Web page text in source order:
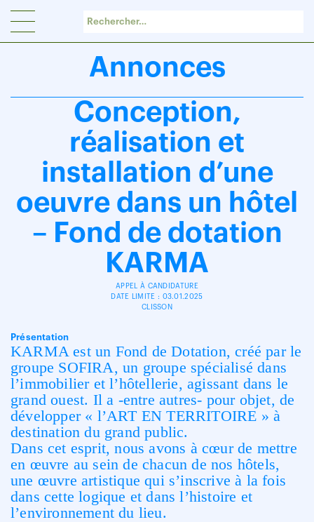
Annonces
Conception,
réalisation et
installation d’une
oeuvre dans un hôtel
– Fond de dotation
KARMA
APPEL À CANDIDATURE
DATE LIMITE : 03.01.2025
CLISSON
Présentation
KARMA est un Fond de Dotation, créé par le
groupe SOFIRA, un groupe spécialisé dans
l’immobilier et l’hôtellerie, agissant dans le
grand ouest. Il a -entre autres- pour objet, de
développer « l’ART EN TERRITOIRE » à
destination du grand public.
Dans cet esprit, nous avons à cœur de mettre
en œuvre au sein de chacun de nos hôtels,
une œuvre artistique qui s’inscrive à la fois
dans cette logique et dans l’histoire et
l’environnement du lieu.